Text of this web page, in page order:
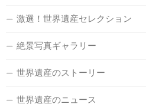
激選！世界遺産セレクション
絶景写真ギャラリー
世界遺産のストーリー
世界遺産のニュース